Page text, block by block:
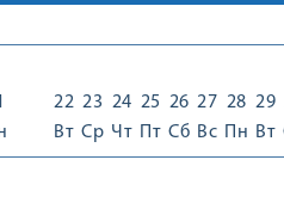
22
Вт
23
Ср
24
Чт
25
Пт
26
Сб
27
Вс
28
Пн
29
Вт